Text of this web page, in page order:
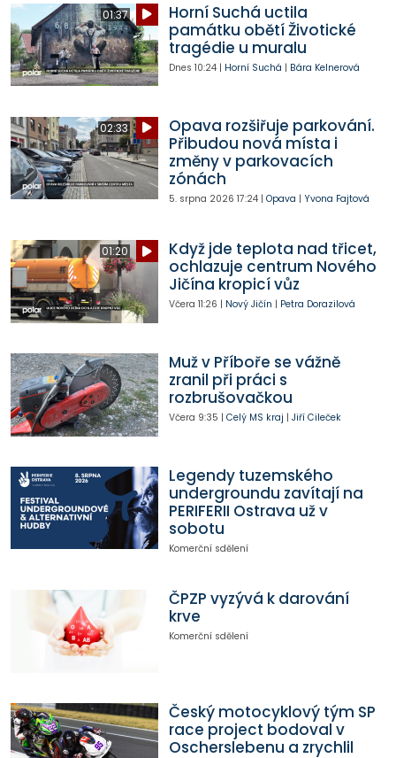
01:37
Horní Suchá uctila
památku obětí Životické
tragédie u muralu
Dnes 10:24| Horní Suchá | Bára Kelnerová
02:33
Opava rozšiřuje parkování.
Přibudou nová místa i
změny v parkovacích
zónách
5. srpna 2026 17:24| Opava | Yvona Fajtová
01:20
Když jde teplota nad třicet,
ochlazuje centrum Nového
Jičína kropicí vůz
Včera 11:26 | Nový Jičín | Petra Dorazilová
Muž v Příboře se vážně
zranil při práci s
rozbrušovačkou
Včera 9:35 | Celý MS kraj | Jiří Cileček
Legendy tuzemského
undergroundu zavítají na
PERIFERII Ostrava už v
sobotu
Komerční sdělení
ČPZP vyzývá k darování
krve
Komerční sdělení
Český motocyklový tým SP
race project bodoval v
Oscherslebenu a zrychlil